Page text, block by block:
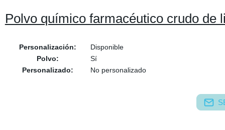
Polvo químico farmacéutico crudo de
Personalización:
Disponible
Polvo:
Sí
Personalizado:
No personalizado